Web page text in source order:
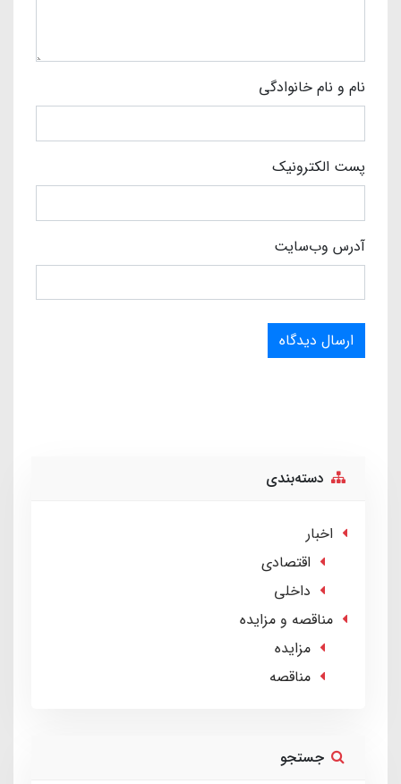
نام و نام خانوادگی
پست الکترونیک
آدرس وب‌سایت
ارسال دیدگاه
دسته‌بندی
اخبار
اقتصادی
داخلی
مناقصه و مزایده
مزایده
مناقصه
جستجو